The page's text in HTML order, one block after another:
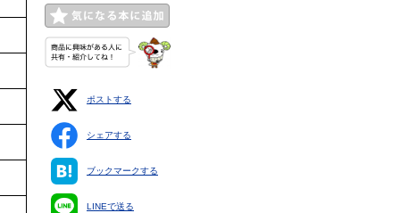
ポストする
シェアする
ブックマークする
LINEで送る